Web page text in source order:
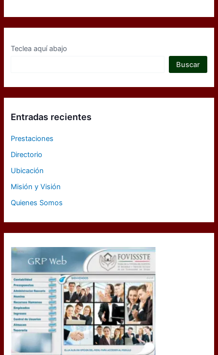
Teclea aquí abajo
Buscar
Entradas recientes
Prestaciones
Directorio
Ubicación
Misión y Visión
Quienes Somos